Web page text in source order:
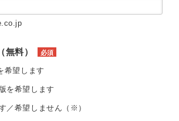
無料） 必須
希望します
を希望します
／希望しません（※）